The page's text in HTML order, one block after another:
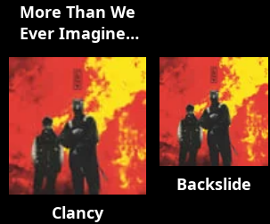
More Than We
Ever Imagined
(Live in Mexico
City)
Clancy
Backslide